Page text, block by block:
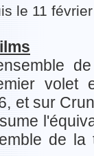
le 11 février
volet
et sur
de